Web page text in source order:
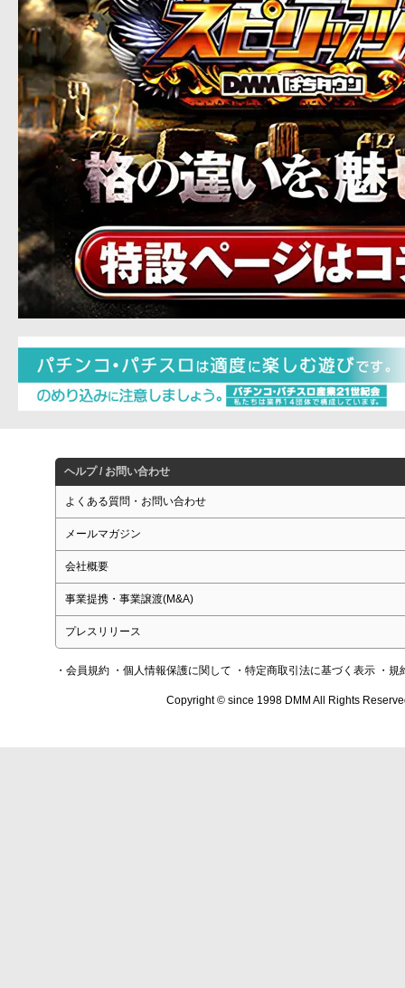
ヘルプ / お問い合わせ
よくある質問・お問い合わせ
メールマガジン
会社概要
事業提携・事業譲渡(M&A)
プレスリリース
・会員規約 ・個人情報保護に関して ・特定商取引法に基づく表示 ・規
Copyright © since 1998 DMM All Rights